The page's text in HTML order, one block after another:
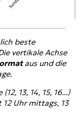
beste
vertikale Achse
aus und die
13, 14, 15, 16...)
Uhr mittags, 13